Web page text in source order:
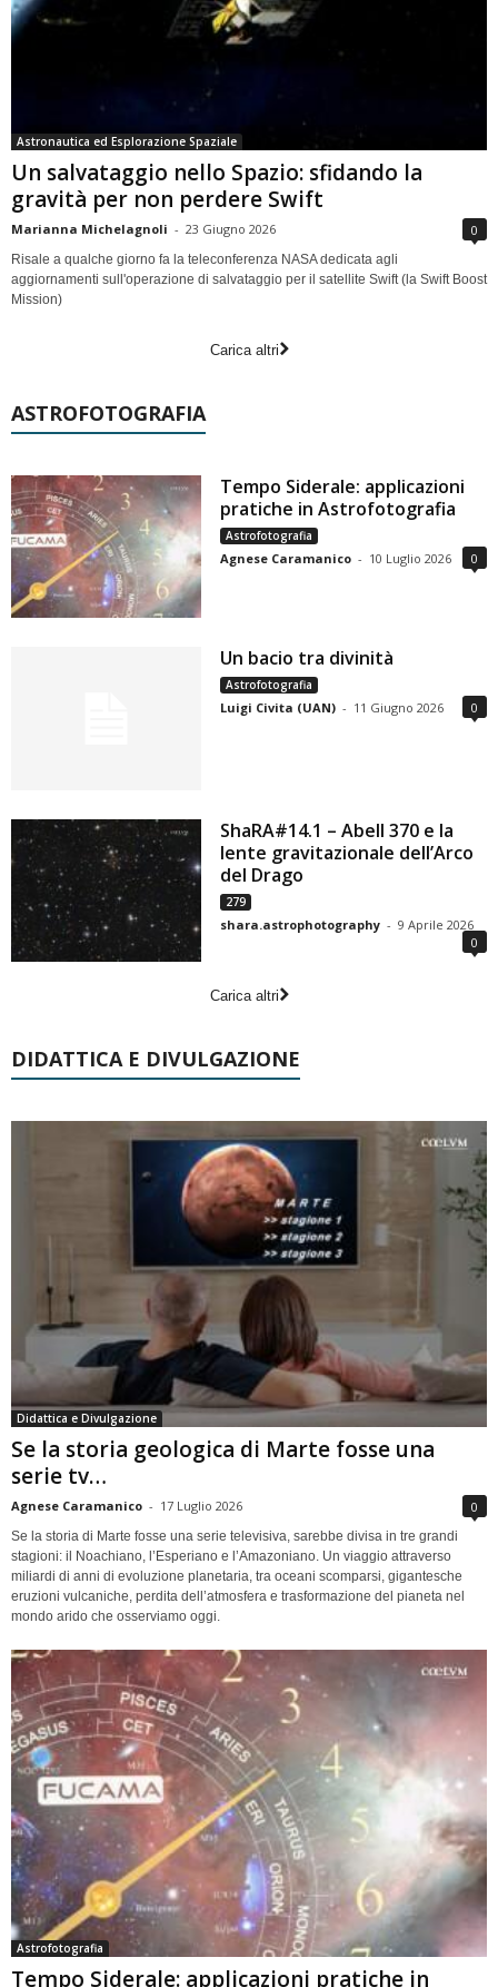
Astronautica ed Esplorazione Spaziale
Un salvataggio nello Spazio: sfidando la
gravità per non perdere Swift
Marianna Michelagnoli - 23 Giugno 2026 0
Risale a qualche giorno fa la teleconferenza NASA dedicata agli
aggiornamenti sull'operazione di salvataggio per il satellite Swift (la Swift Boost
Mission)
Carica altri
ASTROFOTOGRAFIA
Tempo Siderale: applicazioni
pratiche in Astrofotografia
Astrofotografia
Agnese Caramanico - 10 Luglio 2026 0
Un bacio tra divinità
Astrofotografia
Luigi Civita (UAN) - 11 Giugno 2026 0
ShaRA#14.1 – Abell 370 e la
lente gravitazionale dell’Arco
del Drago
279
shara.astrophotography - 9 Aprile 2026
0
Carica altri
DIDATTICA E DIVULGAZIONE
Didattica e Divulgazione
Se la storia geologica di Marte fosse una
serie tv…
Agnese Caramanico - 17 Luglio 2026 0
Se la storia di Marte fosse una serie televisiva, sarebbe divisa in tre grandi
stagioni: il Noachiano, l’Esperiano e l’Amazoniano. Un viaggio attraverso
miliardi di anni di evoluzione planetaria, tra oceani scomparsi, gigantesche
eruzioni vulcaniche, perdita dell’atmosfera e trasformazione del pianeta nel
mondo arido che osserviamo oggi.
Astrofotografia
Tempo Siderale: applicazioni pratiche in